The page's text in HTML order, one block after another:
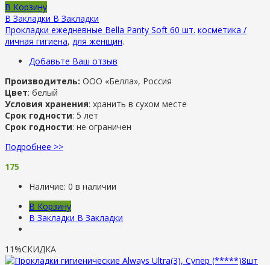
В Корзину
В Закладки В Закладки
Прокладки ежедневные Bella Panty Soft 60 шт. косметика /
личная гигиена, для женщин.
Добавьте Ваш отзыв
Производитель: ООО «Белла», Россия
Цвет: белый
Условия хранения: хранить в сухом месте
Срок годности: 5 лет
Срок годности: не ограничен
Подробнее >>
175
Наличие: 0 в наличии
В Корзину
В Закладки В Закладки
11%СКИДКА